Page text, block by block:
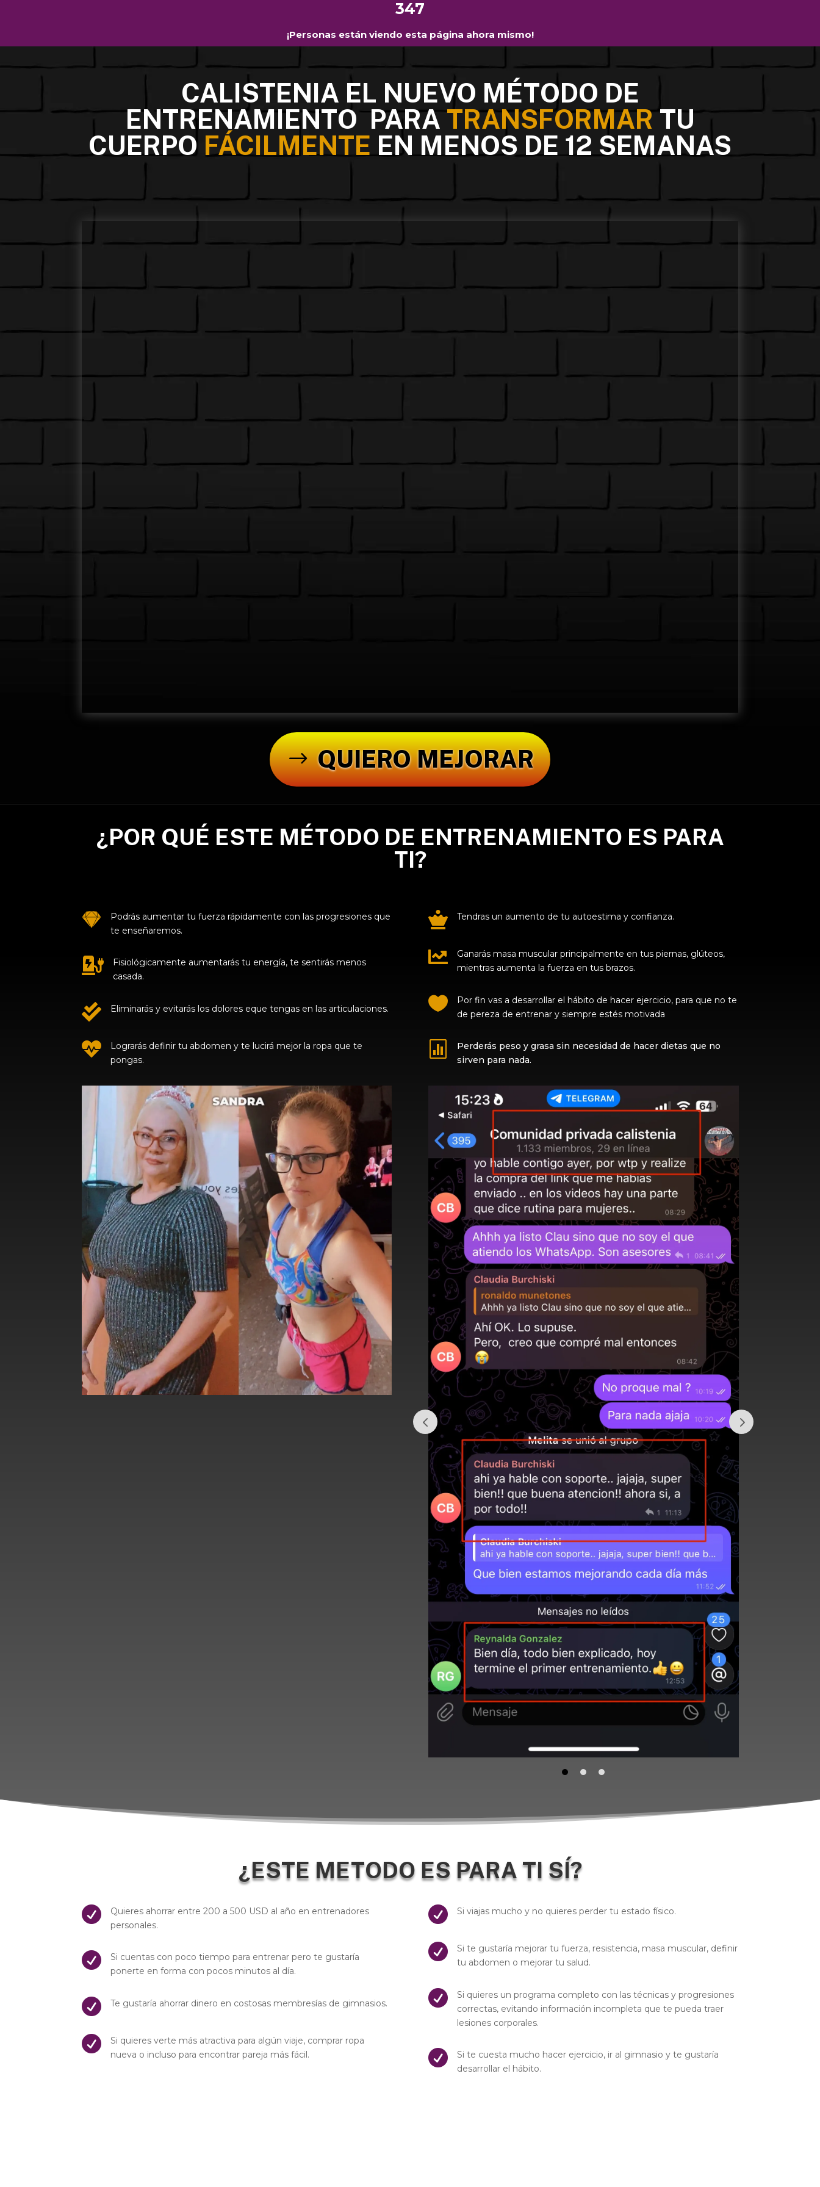
347
¡Personas están viendo esta página ahora mismo!
CALISTENIA EL NUEVO MÉTODO DE
ENTRENAMIENTOPARATRANSFORMARTU
CUERPO FÁCILMENTE EN MENOS DE 12 SEMANAS
QUIERO MEJORAR
¿POR QUÉ ESTE MÉTODO DE ENTRENAMIENTO ES PARA
TI?

Podrás aumentar tu fuerza rápidamente con las progresiones que
te enseñaremos.

Fisiológicamente aumentarás tu energía, te sentirás menos
casada.
 Eliminarás y evitarás los dolores eque tengas en las articulaciones.

Lograrás definir tu abdomen y te lucirá mejor la ropa que te
pongas.
 Tendras un aumento de tu autoestima y confianza.

Ganarás masa muscular principalmente en tus piernas, glúteos,
mientras aumenta la fuerza en tus brazos.

Por fin vas a desarrollar el hábito de hacer ejercicio, para que no te
de pereza de entrenar y siempre estés motivada

Perderás peso y grasa sin necesidad de hacer dietas que no
sirven para nada.
¿ESTE METODO ES PARA TI SÍ?

Quieres ahorrar entre 200 a 500 USD al año en entrenadores
personales.

Si cuentas con poco tiempo para entrenar pero te gustaría
ponerte en forma con pocos minutos al día.
 Te gustaría ahorrar dinero en costosas membresías de gimnasios.

Si quieres verte más atractiva para algún viaje, comprar ropa
nueva o incluso para encontrar pareja más fácil.
 Si viajas mucho y no quieres perder tu estado físico.

Si te gustaría mejorar tu fuerza, resistencia, masa muscular, definir
tu abdomen o mejorar tu salud.

Si quieres un programa completo con las técnicas y progresiones
correctas, evitando información incompleta que te pueda traer
lesiones corporales.

Si te cuesta mucho hacer ejercicio, ir al gimnasio y te gustaría
desarrollar el hábito.